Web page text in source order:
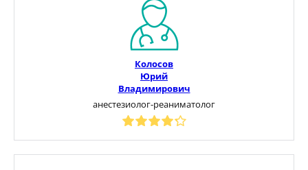
Колосов
Юрий
Владимирович
анестезиолог-реаниматолог